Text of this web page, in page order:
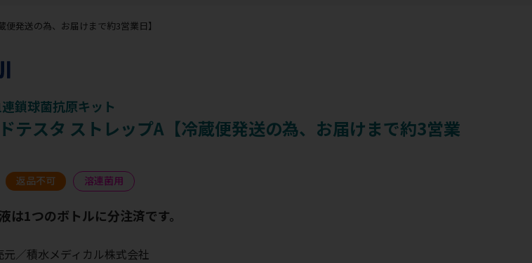
発送の為、お届けまで約3営業日】
鎖球菌抗原キット
テスタ ストレップA【冷蔵便発送の為、お届けまで約3営業
返品不可 溶連菌用
は1つのボトルに分注済です。
元／積水メディカル株式会社